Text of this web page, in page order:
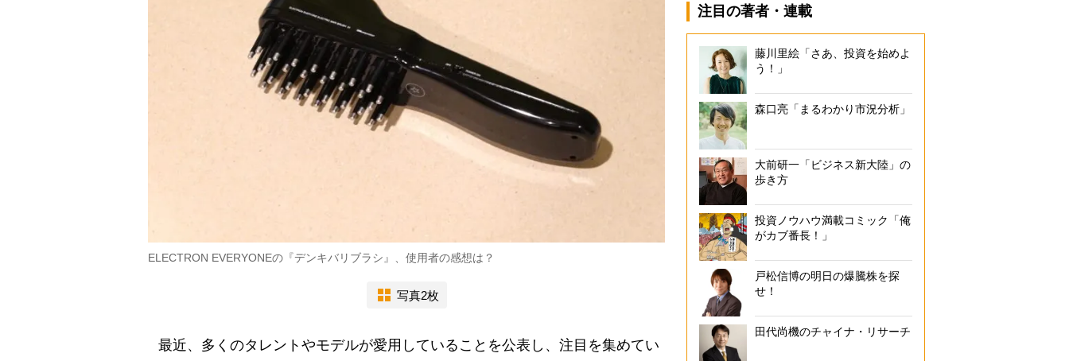
ELECTRON EVERYONEの『デンキバリブラシ』、使用者の感想は？
写真2枚
最近、多くのタレントやモデルが愛用していることを公表し、注目を集めてい
注目の著者・連載
藤川里絵「さあ、投資を始めよ
う！」
森口亮「まるわかり市況分析」
大前研一「ビジネス新大陸」の
歩き方
投資ノウハウ満載コミック「俺
がカブ番長！」
戸松信博の明日の爆騰株を探
せ！
田代尚機のチャイナ・リサーチ